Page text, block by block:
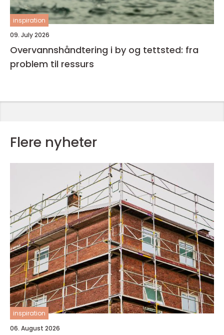
inspiration
09. July 2026
Overvannshåndtering i by og tettsted: fra
problem til ressurs
Flere nyheter
inspiration
06. August 2026